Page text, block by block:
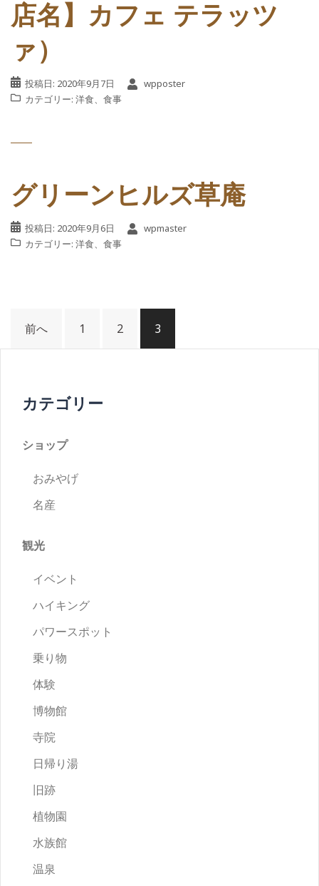
店名】カフェ テラッツ
ァ）
投稿日: 2020年9月7日
wpposter
カテゴリー: 洋食 食事
グリーンヒルズ草庵
投稿日: 2020年9月6日
wpmaster
カテゴリー: 洋食 食事
シ
前へ 1 2 3
カテゴリー
ショップ
おみやげ
名産
観光
イベント
ハイキング
パワースポット
乗り物
体験
博物館
寺院
日帰り湯
旧跡
植物園
水族館
温泉